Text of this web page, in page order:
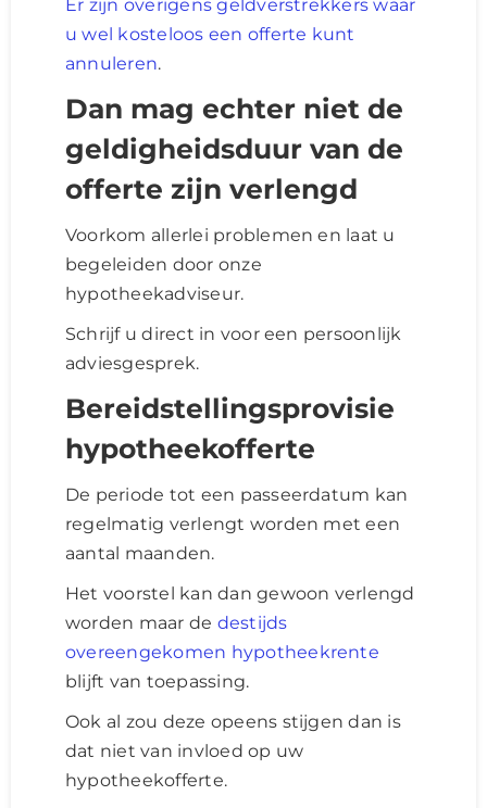
Er zijn overigens geldverstrekkers waar
u wel kosteloos een offerte kunt
annuleren.
Dan mag echter niet de
geldigheidsduur van de
offerte zijn verlengd
Voorkom allerlei problemen en laat u
begeleiden door onze
hypotheekadviseur.
Schrijf u direct in voor een persoonlijk
adviesgesprek.
Bereidstellingsprovisie
hypotheekofferte
De periode tot een passeerdatum kan
regelmatig verlengt worden met een
aantal maanden.
Het voorstel kan dan gewoon verlengd
worden maar de destijds
overeengekomen hypotheekrente
blijft van toepassing.
Ook al zou deze opeens stijgen dan is
dat niet van invloed op uw
hypotheekofferte.